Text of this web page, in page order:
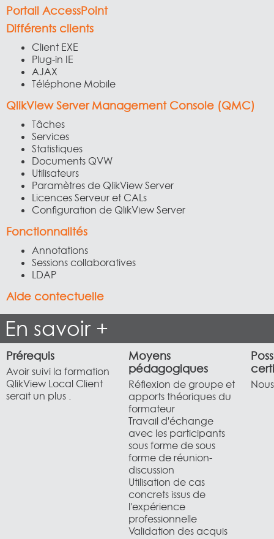
Portail AccessPoint
Différents clients
Client EXE
Plug-in IE
AJAX
Téléphone Mobile
QlikView Server Management Console (QMC)
Tâches
Services
Statistiques
Documents QVW
Utilisateurs
Paramètres de QlikView Server
Licences Serveur et CALs
Configuration de QlikView Server
Fonctionnalités
Annotations
Sessions collaboratives
LDAP
Aide contectuelle
En savoir +
Prérequis
Avoir suivi la formation
QlikView Local Client
serait un plus .
Moyens
pédagogiques
Réflexion de groupe et
apports théoriques du
formateur
Travail d'échange
avec les participants
sous forme de sous
forme de réunion-
discussion
Utilisation de cas
concrets issus de
l'expérience
professionnelle
Validation des acquis